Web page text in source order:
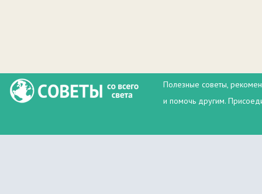
Полезные советы,
и помочь другим.